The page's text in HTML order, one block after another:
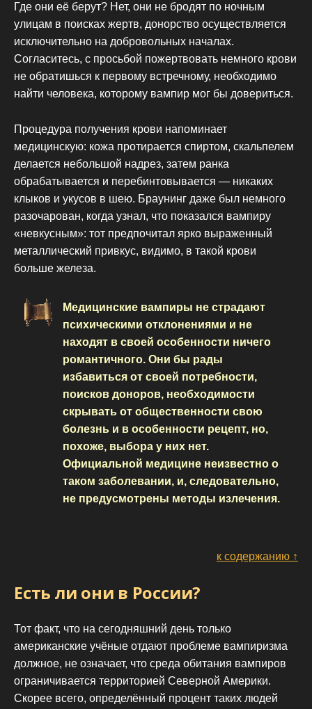
Где они её берут? Нет, они не бродят по ночным
улицам в поисках жертв, донорство осуществляется
исключительно на добровольных началах.
Согласитесь, с просьбой пожертвовать немного крови
не обратишься к первому встречному, необходимо
найти человека, которому вампир мог бы довериться.
Процедура получения крови напоминает
медицинскую: кожа протирается спиртом, скальпелем
делается небольшой надрез, затем ранка
обрабатывается и перебинтовывается — никаких
клыков и укусов в шею. Браунинг даже был немного
разочарован, когда узнал, что показался вампиру
«невкусным»: тот предпочитал ярко выраженный
металлический привкус, видимо, в такой крови
больше железа.
Медицинские вампиры не страдают
психическими отклонениями и не
находят в своей особенности ничего
романтичного. Они бы рады
избавиться от своей потребности,
поисков доноров, необходимости
скрывать от общественности свою
болезнь и в особенности рецепт, но,
похоже, выбора у них нет.
Официальной медицине неизвестно о
таком заболевании, и, следовательно,
не предусмотрены методы излечения.
к содержанию ↑
Есть ли они в России?
Тот факт, что на сегодняшний день только
американские учёные отдают проблеме вампиризма
должное, не означает, что среда обитания вампиров
ограничивается территорией Северной Америки.
Скорее всего, определённый процент таких людей